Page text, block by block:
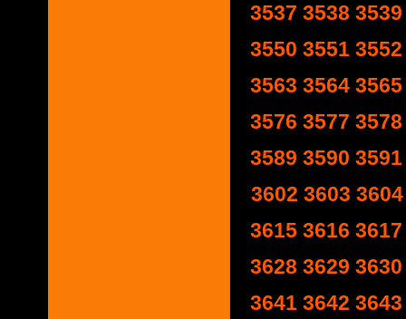
3537 3538 3539
3550 3551 3552
3563 3564 3565
3576 3577 3578
3589 3590 3591
3602 3603 3604
3615 3616 3617
3628 3629 3630
3641 3642 3643